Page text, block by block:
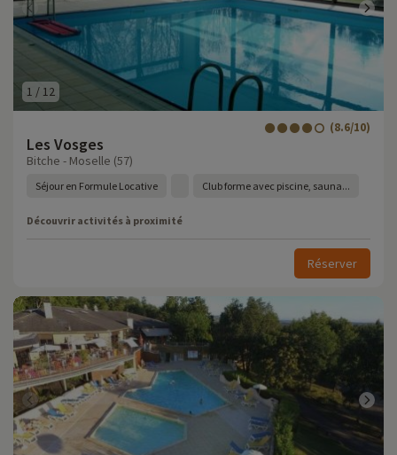
1 / 12
Les Vosges
(8.6/10)
Bitche - Moselle (57)
Séjour en Formule Locative Club forme avec piscine, sauna...
Découvrir activités à proximité
Réserver